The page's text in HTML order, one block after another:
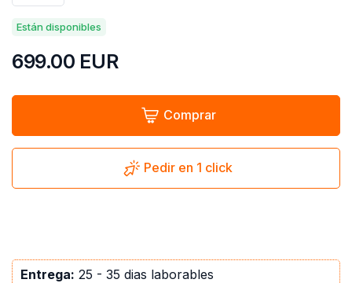
Están disponibles
699.00 EUR
Comprar
Pedir en 1 click
Entrega: 25 - 35 dias laborables